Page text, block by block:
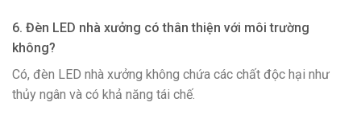
6. Đèn LED nhà xưởng có thân thiện với môi trường
không?
Có, đèn LED nhà xưởng không chứa các chất độc hại như
thủy ngân và có khả năng tái chế.